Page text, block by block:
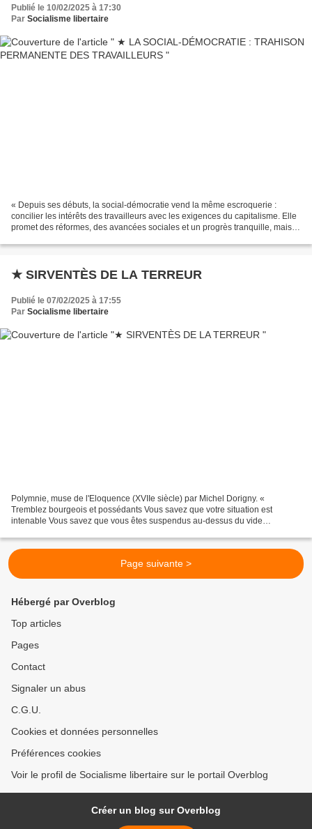
Publié le 10/02/2025 à 17:30
Par Socialisme libertaire
« Depuis ses débuts, la social-démocratie vend la même escroquerie :
concilier les intérêts des travailleurs avec les exigences du capitalisme. Elle
promet des réformes, des avancées sociales et un progrès tranquille, mais
★ SIRVENTÈS DE LA TERREUR
Publié le 07/02/2025 à 17:55
Par Socialisme libertaire
Polymnie, muse de l'Eloquence (XVIIe siècle) par Michel Dorigny. «
Tremblez bourgeois et possédants Vous savez que votre situation est
intenable Vous savez que vous êtes suspendus au-dessus du vide
Page suivante >
Hébergé par Overblog
Top articles
Pages
Contact
Signaler un abus
C.G.U.
Cookies et données personnelles
Préférences cookies
Voir le profil de Socialisme libertaire sur le portail Overblog
Créer un blog sur Overblog